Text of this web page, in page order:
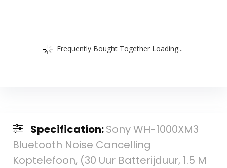
Frequently Bought Together Loading...
Specification:Sony WH-1000XM3
Bluetooth Noise Cancelling
Koptelefoon, (30 Uur Batterijduur, 1.5 M